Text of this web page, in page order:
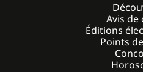
Avis de
Éditions
Points